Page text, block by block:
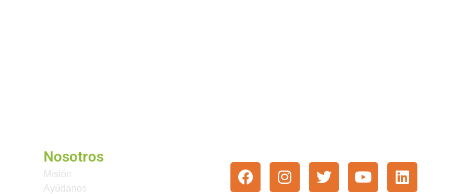
Nosotros
Misión
Ayúdanos